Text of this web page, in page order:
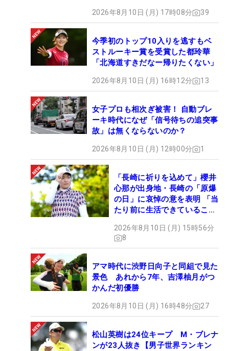
2026年8月10日 (月) 17時08分 39
今季初のトップ10入りを逃すもベ
ストルーキー賞を受賞した都玲華
「北海道すきだなー帰りたくない」
2026年8月10日 (月) 16時12分 13
女子プロも相次ぎ被害！ 自動ブレ
ーキ時代になぜ「信号待ちの追突事
故」は無くならないのか？
2026年8月10日 (月) 12時00分 1
「長崎に祈りを込めて」櫻井
心那が出身地・長崎の「原爆
の日」に哀悼の意を表明 「当
たり前に生活できていること
2026年8月10日 (月) 15時56分
8
アマ時代に渋野日向子と同組で見た
景色 あれから7年、吉澤柚月がつ
かんだ初優勝
2026年8月10日 (月) 16時48分 27
松山英樹は24位キープ M・ブレナ
ンが23人抜き【男子世界ランキン